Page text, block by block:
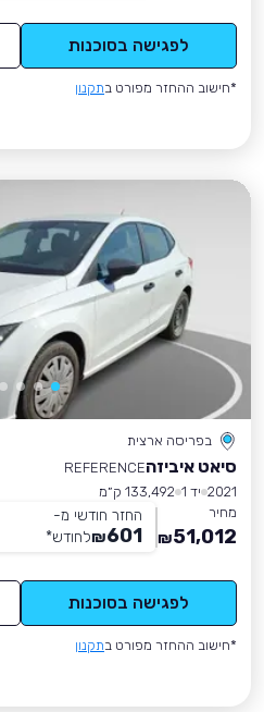
לפגישה בסוכנות
*חישוב ההחזר מפורט בתקנון
בפריסה ארצית
סיאט איביזהREFERENCE
2021 יד 1
133,492 ק״מ
מחיר
51,012
₪
החזר חודשי מ-
601
₪לחודש*
לפגישה בסוכנות
*חישוב ההחזר מפורט בתקנון